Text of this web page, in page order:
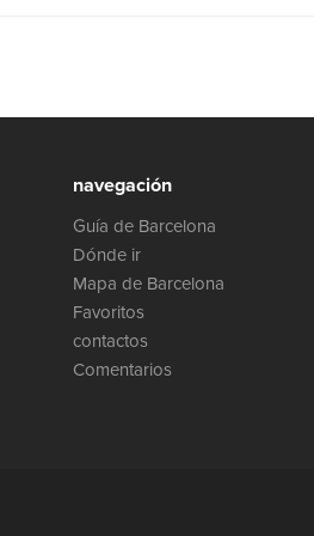
navegación
Guía de Barcelona
Dónde ir
Mapa de Barcelona
Favoritos
contactos
Comentarios